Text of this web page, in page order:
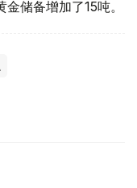
储备增加了15吨。